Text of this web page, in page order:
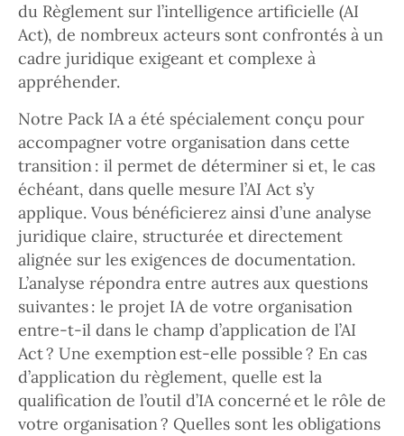
du Règlement sur l’intelligence artificielle (AI
Act), de nombreux acteurs sont confrontés à un
cadre juridique exigeant et complexe à
appréhender.
Notre Pack IA a été spécialement conçu pour
accompagner votre organisation dans cette
transition : il permet de déterminer si et, le cas
échéant, dans quelle mesure l’AI Act s’y
applique. Vous bénéficierez ainsi d’une analyse
juridique claire, structurée et directement
alignée sur les exigences de documentation.
L’analyse répondra entre autres aux questions
suivantes : le projet IA de votre organisation
entre-t-il dans le champ d’application de l’AI
Act ? Une exemption est-elle possible ? En cas
d’application du règlement, quelle est la
qualification de l’outil d’IA concerné et le rôle de
votre organisation ? Quelles sont les obligations